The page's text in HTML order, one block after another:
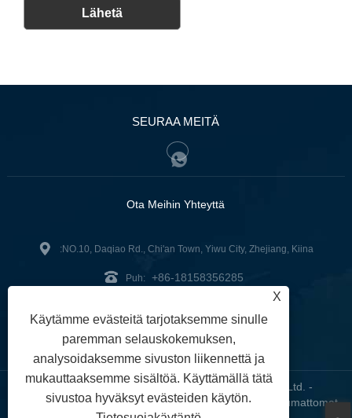
Lähetä
SEURAA MEITÄ
Ota Meihin Yhteyttä
:NO.10, Daqiao Rd., Chi'an Town, Yiwu City, Zhejiang, Kiina
Puh: +86-18158356285
Faksi: +86-579-89979099
Copyright © 2024 ZheJiangZhuoGu Clothing Co., Ltd. -
Saumattomat joogavaatteet, saumattomat rintaliivit, saumattomat
X
Käytämme evästeitä tarjotaksemme sinulle
paremman selauskokemuksen,
analysoidaksemme sivuston liikennettä ja
mukauttaaksemme sisältöä. Käyttämällä tätä
sivustoa hyväksyt evästeiden käytön.